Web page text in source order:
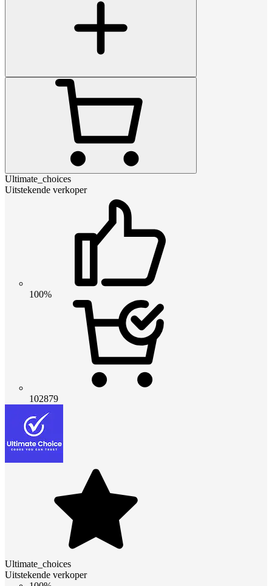
Ultimate_choices
Uitstekende verkoper
100%
102879
Ultimate_choices
Uitstekende verkoper